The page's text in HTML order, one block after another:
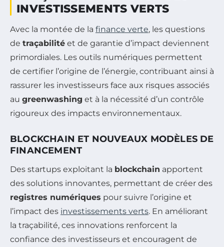
INVESTISSEMENTS VERTS
Avec la montée de la finance verte, les questions
de traçabilité et de garantie d’impact deviennent
primordiales. Les outils numériques permettent
de certifier l’origine de l’énergie, contribuant ainsi à
rassurer les investisseurs face aux risques associés
au greenwashing et à la nécessité d’un contrôle
rigoureux des impacts environnementaux.
BLOCKCHAIN ET NOUVEAUX MODÈLES DE
FINANCEMENT
Des startups exploitant la blockchain apportent
des solutions innovantes, permettant de créer des
registres numériques pour suivre l’origine et
l’impact des investissements verts. En améliorant
la traçabilité, ces innovations renforcent la
confiance des investisseurs et encouragent de